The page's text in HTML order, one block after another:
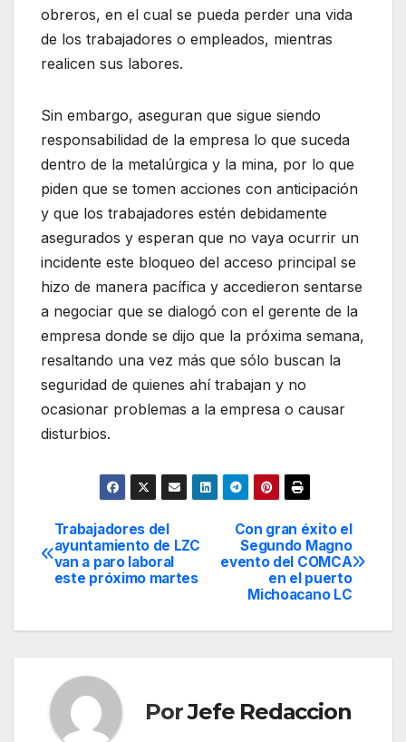
obreros, en el cual se pueda perder una vida
de los trabajadores o empleados, mientras
realicen sus labores.
Sin embargo, aseguran que sigue siendo
responsabilidad de la empresa lo que suceda
dentro de la metalúrgica y la mina, por lo que
piden que se tomen acciones con anticipación
y que los trabajadores estén debidamente
asegurados y esperan que no vaya ocurrir un
incidente este bloqueo del acceso principal se
hizo de manera pacífica y accedieron sentarse
a negociar que se dialogó con el gerente de la
empresa donde se dijo que la próxima semana,
resaltando una vez más que sólo buscan la
seguridad de quienes ahí trabajan y no
ocasionar problemas a la empresa o causar
disturbios.
Navegación
de
Con gran éxito el
Segundo Magno
evento del COMCA
en el puerto
Michoacano LC
Trabajadores del
ayuntamiento de LZC
van a paro laboral
este próximo martes
PorJefe Redaccion